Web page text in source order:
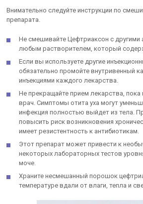
Внимательно следуйте инструкции по
препарата.
Не смешивайте Цефтриаксон с другими
любым растворителем, который
Если вы используете другие
обязательно промойте внутривенный
инъекциями каждого лекарства.
Не прекращайте прием лекарства,
врач. Симптомы отита уха могут
инфекция полностью выйдет из тела.
повысить риск возникновения
имеет резистентность к антибиотикам.
Этот препарат может привести к
некоторых лабораторных тестов
моче.
Храните несмешанный порошок
температуре вдали от влаги, тепла и